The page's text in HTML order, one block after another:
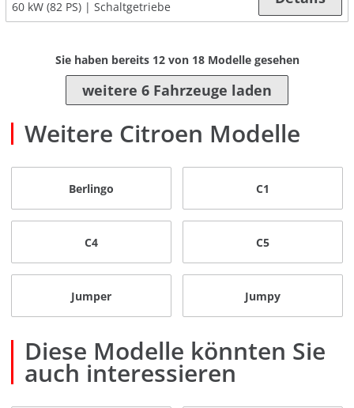
60 kW (82 PS)
Schaltgetriebe
Sie haben bereits 12von 18Modelle gesehen
weitere 6 Fahrzeuge laden
Weitere Citroen Modelle
Berlingo C1
C4 C5
Jumper Jumpy
Diese Modelle könnten Sie
auch interessieren